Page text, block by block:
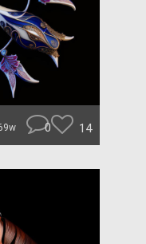
0 14